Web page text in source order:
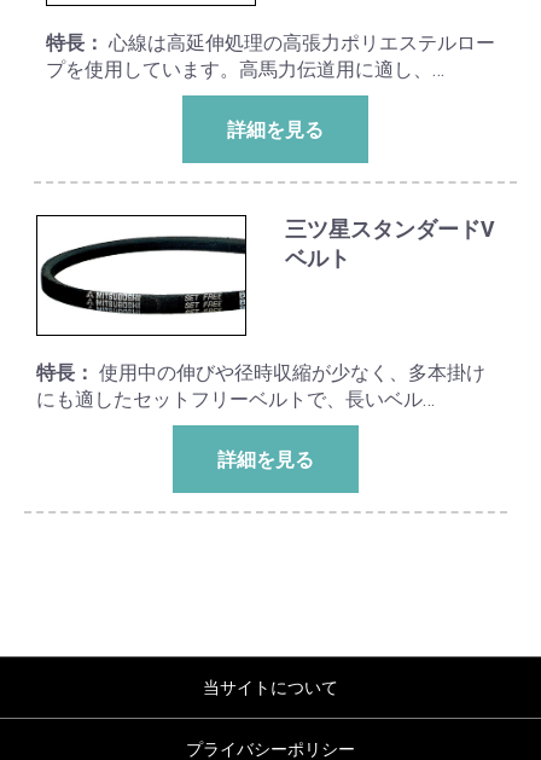
特長： 心線は高延伸処理の高張力ポリエステルロー
プを使用しています。高馬力伝道用に適し、…
詳細を見る
三ツ星スタンダードV
ベルト
特長： 使用中の伸びや径時収縮が少なく、多本掛け
にも適したセットフリーベルトで、長いベル…
詳細を見る
当サイトについて
プライバシーポリシー